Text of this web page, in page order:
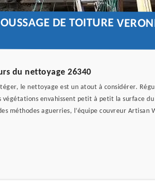
DE TOITURE
du nettoyage 26340
le nettoyage est un atout à considérer.
végétations envahissent petit à petit la surface
méthodes aguerries, l’équipe couvreur